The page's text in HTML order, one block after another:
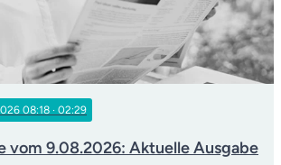
08:18 · 02:29
vom 9.08.2026: Aktuelle Ausgabe